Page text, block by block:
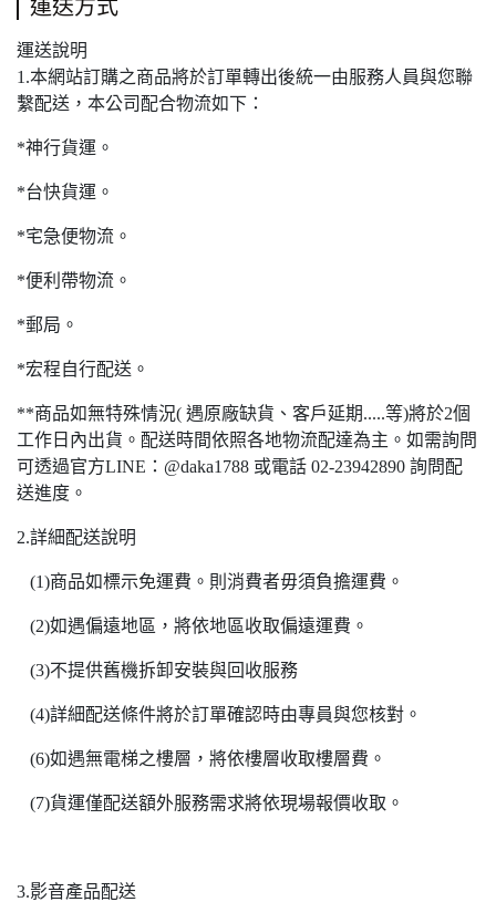
運送方式
運送說明
1.本網站訂購之商品將於訂單轉出後統一由服務人員與您聯
繫配送，本公司配合物流如下：
*神行貨運。
*台快貨運。
*宅急便物流。
*便利帶物流。
*郵局。
*宏程自行配送。
**商品如無特殊情況( 遇原廠缺貨、客戶延期.....等)將於2個
工作日內出貨。配送時間依照各地物流配達為主。如需詢問
可透過官方LINE：@daka1788 或電話 02-23942890 詢問配
送進度。
2.詳細配送說明
(1)商品如標示免運費。則消費者毋須負擔運費。
(2)如遇偏遠地區，將依地區收取偏遠運費。
(3)不提供舊機拆卸安裝與回收服務
(4)詳細配送條件將於訂單確認時由專員與您核對。
(6)如遇無電梯之樓層，將依樓層收取樓層費。
(7)貨運僅配送額外服務需求將依現場報價收取。
3.影音產品配送